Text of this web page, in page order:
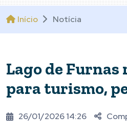
Início Notícia
Lago de Furnas
para turismo,
26/01/2026 14:26